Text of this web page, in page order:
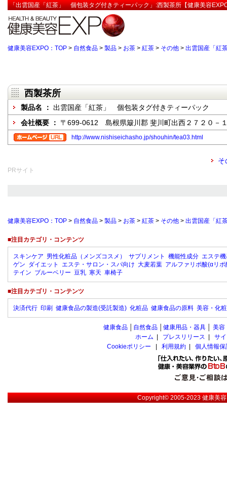
「出雲国産「紅茶」 個包装タグ付きティーパック」:西製茶所【健康美容
健康美容EXPO：TOP > 自然食品 > 製品 > お茶 > 紅茶 > その他 > 出雲国産「紅
西製茶所
製品名 ： 出雲国産「紅茶」 個包装タグ付きティーパック
会社概要 ： 〒699-0612 島根県簸川郡 斐川町出西２７２０－
http://www.nishiseichasho.jp/shouhin/tea03.html
そ
PRサイト
健康美容EXPO：TOP > 自然食品 > 製品 > お茶 > 紅茶 > その他 > 出雲国産「紅
■注目カテゴリ・コンテンツ
スキンケア 男性化粧品（メンズコスメ） サプリメント 機能性成分 エステ
ゲン ダイエット エステ・サロン・スパ向け 大麦若葉 アルファリポ酸(αリポ
テイン ブルーベリー 豆乳 寒天 車椅子
■注目カテゴリ・コンテンツ
決済代行 印刷 健康食品の製造(受託製造) 化粧品 健康食品の原料 美容・化
健康食品 自然食品 健康用品・器具 美容
ホーム
プレスリリース
サ
Cookieポリシー
利用規約 個人情報
Copyright© 2005-2023健康美